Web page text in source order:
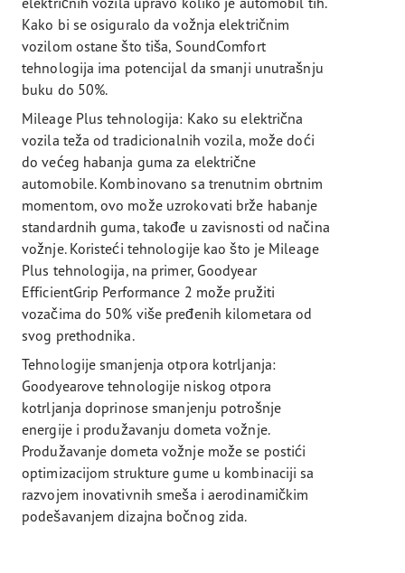
Kako bi se osiguralo da vožnja električnim
vozilom ostane što tiša, SoundComfort
tehnologija ima potencijal da smanji unutrašnju
buku do 50%.
Mileage Plus tehnologija: Kako su električna
vozila teža od tradicionalnih vozila, može doći
do većeg habanja guma za električne
automobile. Kombinovano sa trenutnim obrtnim
momentom, ovo može uzrokovati brže habanje
standardnih guma, takođe u zavisnosti od načina
vožnje. Koristeći tehnologije kao što je Mileage
Plus tehnologija, na primer, Goodyear
EfficientGrip Performance 2 može pružiti
vozačima do 50% više pređenih kilometara od
svog prethodnika.
Tehnologije smanjenja otpora kotrljanja:
Goodyearove tehnologije niskog otpora
kotrljanja doprinose smanjenju potrošnje
energije i produžavanju dometa vožnje.
Produžavanje dometa vožnje može se postići
optimizacijom strukture gume u kombinaciji sa
razvojem inovativnih smeša i aerodinamičkim
podešavanjem dizajna bočnog zida.